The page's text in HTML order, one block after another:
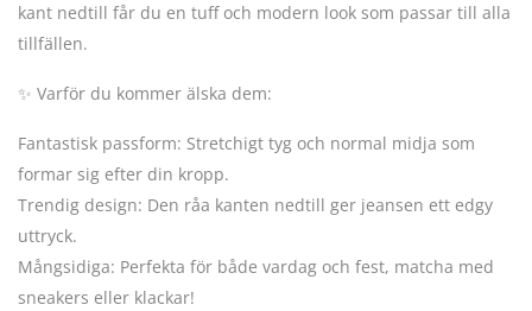
kant nedtill får du en tuff och modern look som passar till alla
tillfällen.
✨ Varför du kommer älska dem:
Fantastisk passform: Stretchigt tyg och normal midja som
formar sig efter din kropp.
Trendig design: Den råa kanten nedtill ger jeansen ett edgy
uttryck.
Mångsidiga: Perfekta för både vardag och fest, matcha med
sneakers eller klackar!